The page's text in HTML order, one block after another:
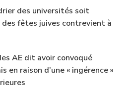
des universités soit
fêtes juives contrevient à
AE dit avoir convoqué
en raison d’une « ingérence »